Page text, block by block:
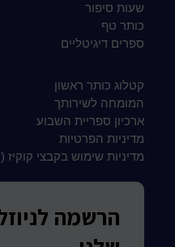
שעות סיפור
כותר טף
ספרים דיגיטליים
קטלוג כותר ראשון
המומחה לשירותך
ארכיון ספריית השבוע
מדיניות הפרטיות
מדיניות שימוש בקבצי קוקיז (Cookies Policy)